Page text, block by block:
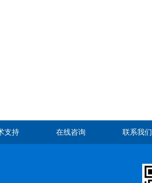
支持 在线咨询 联系我们